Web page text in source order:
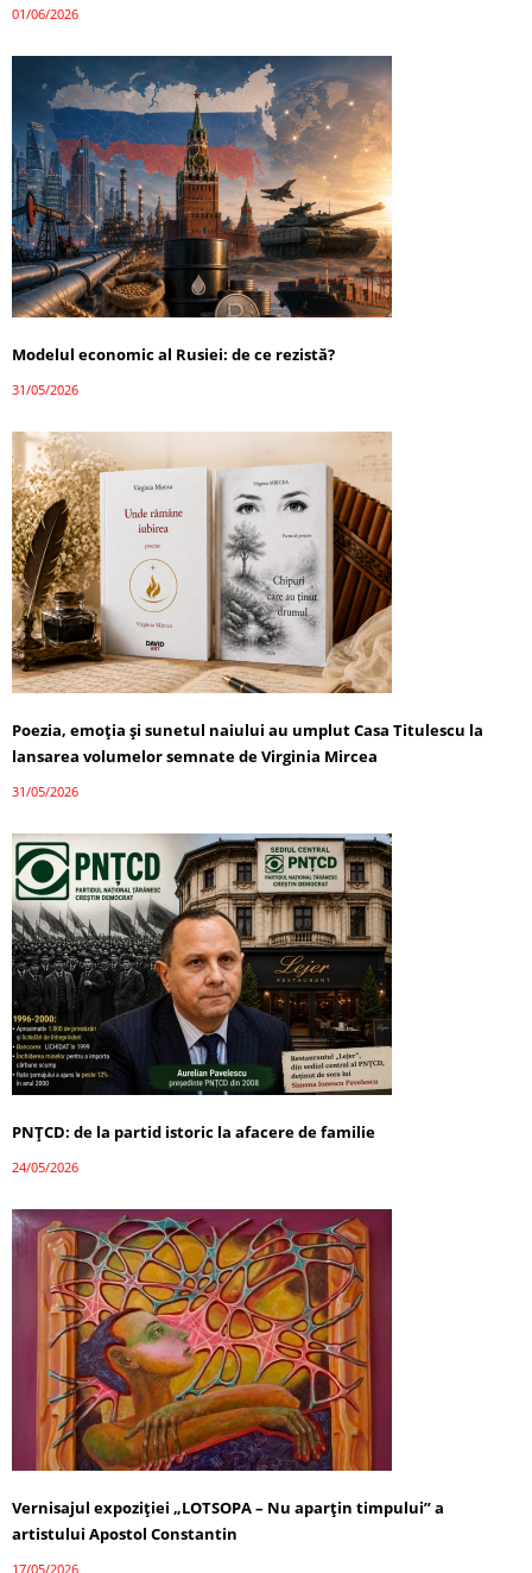
01/06/2026
Modelul economic al Rusiei: de ce rezistă?
31/05/2026
Poezia, emoția și sunetul naiului au umplut Casa Titulescu la
lansarea volumelor semnate de Virginia Mircea
31/05/2026
PNȚCD: de la partid istoric la afacere de familie
24/05/2026
Vernisajul expoziției „LOTSOPA – Nu aparțin timpului” a
artistului Apostol Constantin
17/05/2026